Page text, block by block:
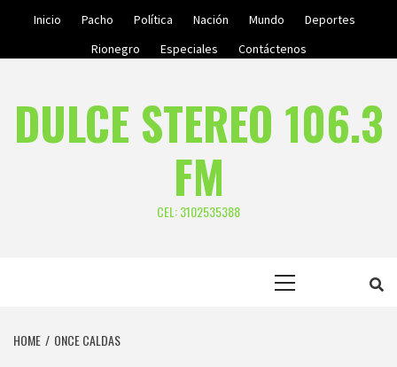
Inicio Pacho Política Nación Mundo
Deportes
Rionegro
Especiales Contáctenos
DULCE STEREO 106.3
FM
CEL: 3102535388
HOME ONCE CALDAS